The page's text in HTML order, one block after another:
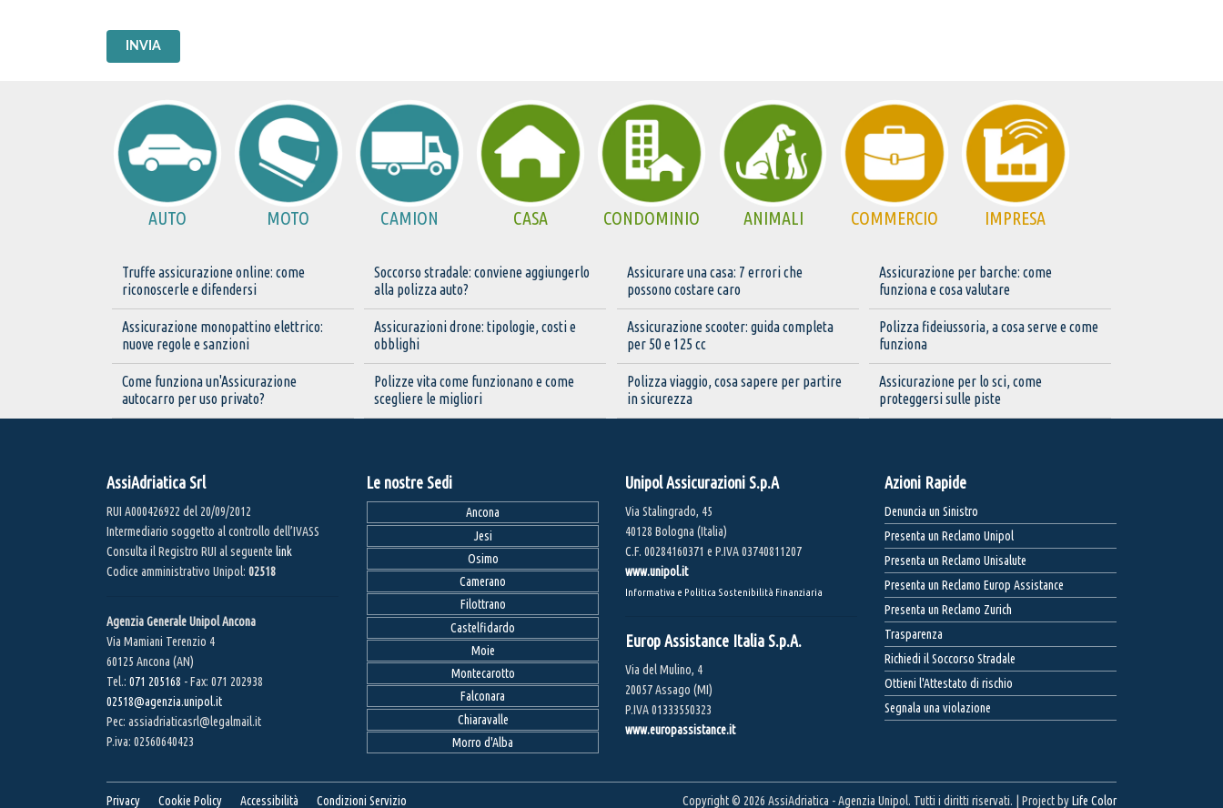
INVIA
AUTO MOTO CAMION CASA CONDOMINIO ANIMALI COMMERCIO IMPRESA
Truffe assicurazione online: come
riconoscerle e difendersi
Soccorso stradale: conviene aggiungerlo
alla polizza auto?
Assicurare una casa: 7 errori che
possono costare caro
Assicurazione per barche: come
funziona e cosa valutare
Assicurazione monopattino elettrico:
nuove regole e sanzioni
Assicurazioni drone: tipologie, costi e
obblighi
Assicurazione scooter: guida completa
per 50 e 125 cc
Polizza fideiussoria, a cosa serve e come
funziona
Come funziona un'Assicurazione
autocarro per uso privato?
Polizze vita come funzionano e come
scegliere le migliori
Polizza viaggio, cosa sapere per partire
in sicurezza
Assicurazione per lo sci, come
proteggersi sulle piste
AssiAdriatica Srl
RUI A000426922 del 20/09/2012
Intermediario soggetto al controllo dell’IVASS
Consulta il Registro RUI al seguente link
Codice amministrativo Unipol: 02518
Agenzia Generale Unipol Ancona
Via Mamiani Terenzio 4
60125 Ancona (AN)
Tel.: 071 205168 - Fax: 071 202938
02518@agenzia.unipol.it
Pec: assiadriaticasrl@legalmail.it
P.iva: 02560640423
Le nostre Sedi
Ancona
Jesi
Osimo
Camerano
Filottrano
Castelfidardo
Moie
Montecarotto
Falconara
Chiaravalle
Morro d'Alba
Unipol Assicurazioni S.p.A
Via Stalingrado, 45
40128 Bologna (Italia)
C.F. 00284160371 e P.IVA 03740811207
www.unipol.it
Informativa e Politica Sostenibilità Finanziaria
Europ Assistance Italia S.p.A.
Via del Mulino, 4
20057 Assago (MI)
P.IVA 01333550323
www.europassistance.it
Azioni Rapide
Denuncia un Sinistro
Presenta un Reclamo Unipol
Presenta un Reclamo Unisalute
Presenta un Reclamo Europ Assistance
Presenta un Reclamo Zurich
Trasparenza
Richiedi il Soccorso Stradale
Ottieni l'Attestato di rischio
Segnala una violazione
Privacy Cookie Policy Accessibilità Condizioni Servizio Copyright © 2026 AssiAdriatica - Agenzia Unipol. Tutti i diritti riservati. | Project byLife Color